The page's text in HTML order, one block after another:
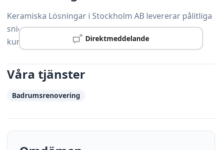
Direktmeddelande
Keramiska Lösningar i Stockholm AB levererar pålitliga
snickeritjänster i Åkersberga, anpassade efter varje
kunds unika behov och önskemål.
Våra tjänster
Badrumsrenovering